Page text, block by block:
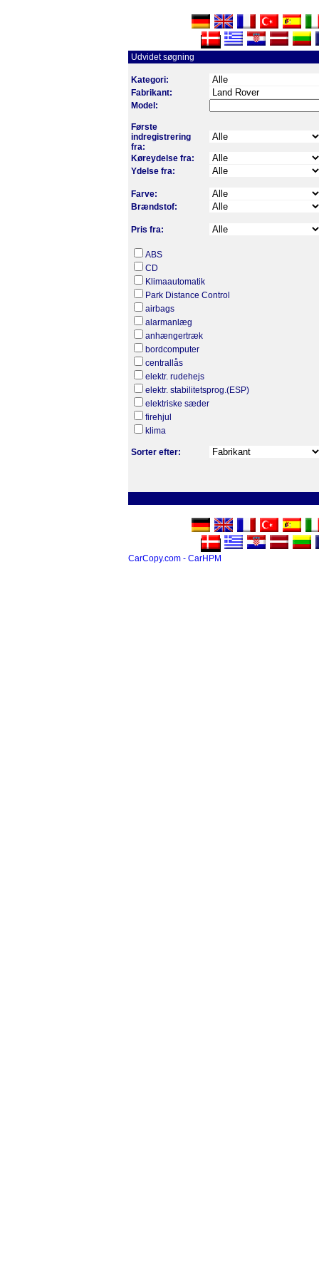
Udvidet søgning
Kategori:
Fabrikant:
Model:
Første
indregistrering
fra:
Køreydelse fra:
Ydelse fra:
Farve:
Brændstof:
Pris fra:
ABS
CD
Klimaautomatik
Park Distance Control
airbags
alarmanlæg
anhængertræk
bordcomputer
centrallås
elektr. rudehejs
elektr. stabilitetsprog.(ESP)
elektriske sæder
firehjul
klima
Sorter efter:
CarCopy.com - CarHPM